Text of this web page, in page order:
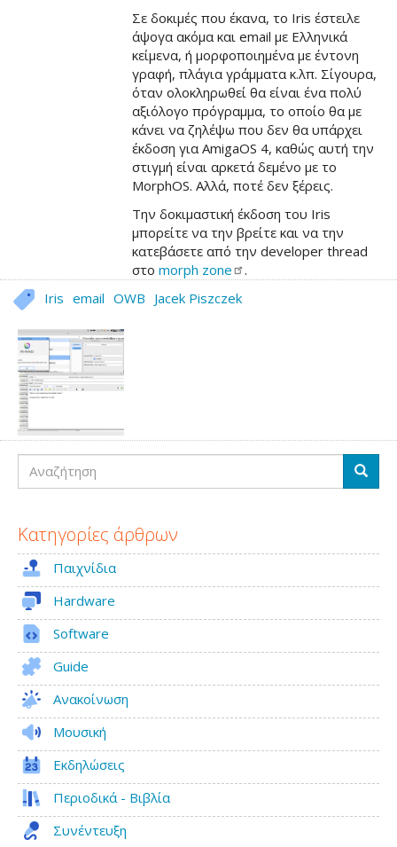
Σε δοκιμές που έκανα, το Iris έστειλε
άψογα ακόμα και email με Ελληνικά
κείμενα, ή μορφοποιημένα με έντονη
γραφή, πλάγια γράμματα κ.λπ. Σίγουρα,
όταν ολοκληρωθεί θα είναι ένα πολύ
αξιόλογο πρόγραμμα, το οποίο θα με
κάνει να ζηλέψω που δεν θα υπάρχει
έκδοση για AmigaOS 4, καθώς αυτή την
στιγμή είναι αρκετά δεμένο με το
MorphOS. Αλλά, ποτέ δεν ξέρεις.
Την δοκιμαστική έκδοση του Iris
μπορείτε να την βρείτε και να την
κατεβάσετε από την developer thread
στοmorph zone
.
Iris email OWB Jacek Piszczek
Αναζήτηση
Κατηγορίες άρθρων
Παιχνίδια
Hardware
Software
Guide
Ανακοίνωση
Μουσική
Εκδηλώσεις
Περιοδικά - Βιβλία
Συνέντευξη